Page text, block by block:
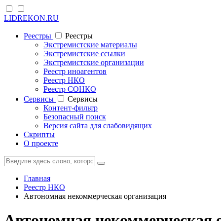
LIDREKON.RU
Реестры
Реестры
Экстремистские материалы
Экстремистские ссылки
Экстремистские организации
Реестр иноагентов
Реестр НКО
Реестр СОНКО
Cервисы
Cервисы
Контент-фильтр
Безопасный поиск
Версия сайта для слабовидящих
Скрипты
О проекте
Главная
Реестр НКО
Автономная некоммерческая организация